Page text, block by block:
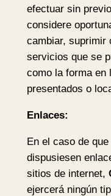
efectuar sin
considere
cambiar, suprimir
servicios que se
como la forma en
presentados o
Enlaces:
En el caso de
dispusiesen
sitios de internet,
ejercerá ningún